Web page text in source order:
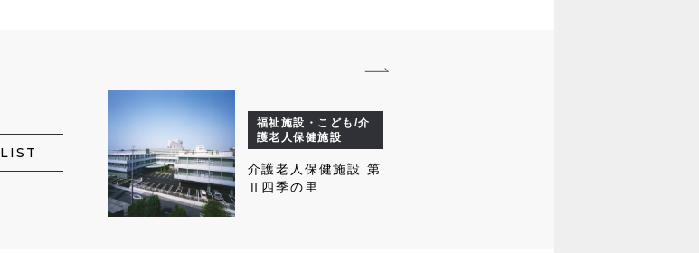
LIST
福祉施設・こども/介
護老人保健施設
介護老人保健施設 第
Ⅱ四季の里